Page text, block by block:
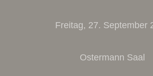
Freitag, 27. September
Ostermann Saal